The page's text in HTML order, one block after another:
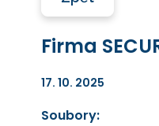
Firma
17. 10. 2025
Soubory: